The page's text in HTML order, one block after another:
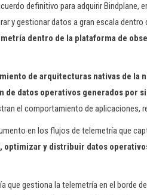
definitivo para adquirir Bindplane,
y gestionar datos a gran escala
dentro de la plataforma de
de arquitecturas nativas de la
datos operativos generados por
el comportamiento de aplicaciones,
en los flujos de telemetría que
y distribuir datos
que gestiona la telemetría en el borde